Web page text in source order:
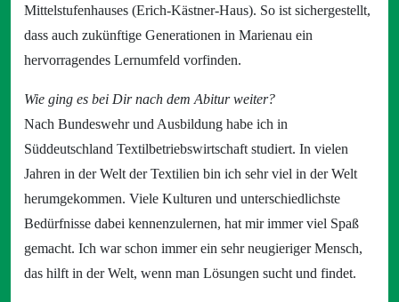
Mittelstufenhauses (Erich-Kästner-Haus). So ist sichergestellt,
dass auch zukünftige Generationen in Marienau ein
hervorragendes Lernumfeld vorfinden.
Wie ging es bei Dir nach dem Abitur weiter?
Nach Bundeswehr und Ausbildung habe ich in
Süddeutschland Textilbetriebswirtschaft studiert. In vielen
Jahren in der Welt der Textilien bin ich sehr viel in der Welt
herumgekommen. Viele Kulturen und unterschiedlichste
Bedürfnisse dabei kennenzulernen, hat mir immer viel Spaß
gemacht. Ich war schon immer ein sehr neugieriger Mensch,
das hilft in der Welt, wenn man Lösungen sucht und findet.